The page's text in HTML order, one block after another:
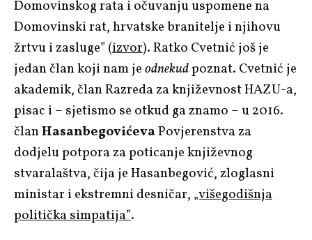
Domovinskog rata i očuvanju uspomene na
Domovinski rat, hrvatske branitelje i njihovu
žrtvu i zasluge” (izvor). Ratko Cvetnić još je
jedan član koji nam jeodnekudpoznat. Cvetnić je
akademik, član Razreda za književnost HAZU-a,
pisac i – sjetismo se otkud ga znamo – u 2016.
članHasanbegovićevaPovjerenstva za
dodjelu potpora za poticanje književnog
stvaralaštva, čija je Hasanbegović, zloglasni
ministar i ekstremni desničar, „višegodišnja
politička simpatija”.